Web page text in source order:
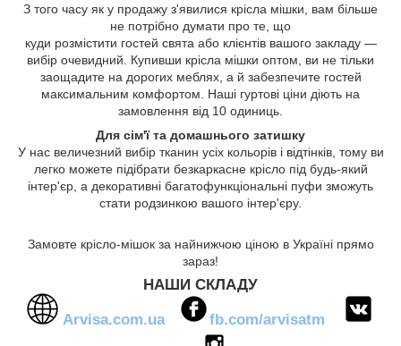
З того часу як у продажу з'явилися крісла мішки, вам більше
не потрібно думати про те, що
куди розмістити гостей свята або клієнтів вашого закладу —
вибір очевидний. Купивши крісла мішки оптом, ви не тільки
заощадите на дорогих меблях, а й забезпечите гостей
максимальним комфортом. Наші гуртові ціни діють на
замовлення від 10 одиниць.
Для сім'ї та домашнього затишку
У нас величезний вибір тканин усіх кольорів і відтінків, тому ви
легко можете підібрати безкаркасне крісло під будь-який
інтер'єр, а декоративні багатофункціональні пуфи зможуть
стати родзинкою вашого інтер'єру.
Замовте крісло-мішок за найнижчою ціною в Україні прямо
зараз!
НАШИ СКЛАДУ
Arvisa.com.ua fb.com/arvisatm